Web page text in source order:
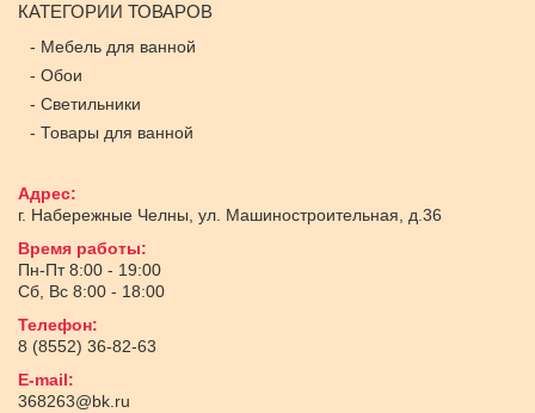
КАТЕГОРИИ ТОВАРОВ
- Мебель для ванной
- Обои
- Светильники
- Товары для ванной
Адрес:
г. Набережные Челны ул. Машиностроительная, д.36
Время работы:
Пн-Пт 8:00 - 19:00
Сб, Вс 8:00 - 18:00
Телефон:
8 (8552) 36-82-63
E-mail:
368263@bk.ru